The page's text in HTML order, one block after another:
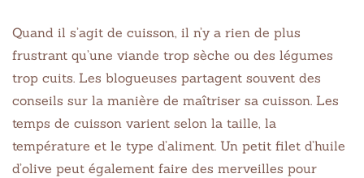
Quand il s’agit de cuisson, il n’y a rien de plus
frustrant qu’une viande trop sèche ou des légumes
trop cuits. Les blogueuses partagent souvent des
conseils sur la manière de maîtriser sa cuisson. Les
temps de cuisson varient selon la taille, la
température et le type d’aliment. Un petit filet d’huile
d’olive peut également faire des merveilles pour